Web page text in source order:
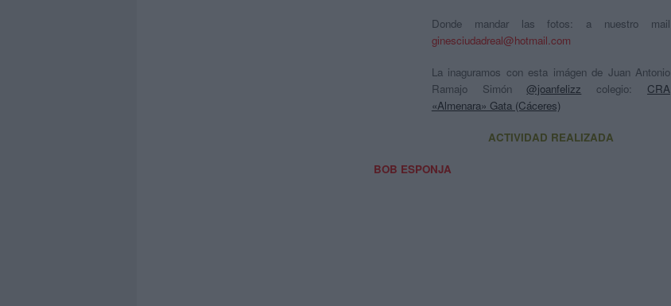
Donde mandar las fotos: a nuestro mail
ginesciudadreal@hotmail.com
La inaguramos con esta imágen de Juan Antonio
Ramajo Simón@joanfelizz colegio: CRA
«Almenara» Gata (Cáceres)
ACTIVIDAD REALIZADA
BOB ESPONJA